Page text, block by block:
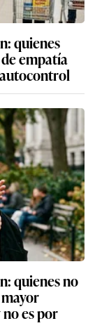
quienes
empatía
quienes no
es por